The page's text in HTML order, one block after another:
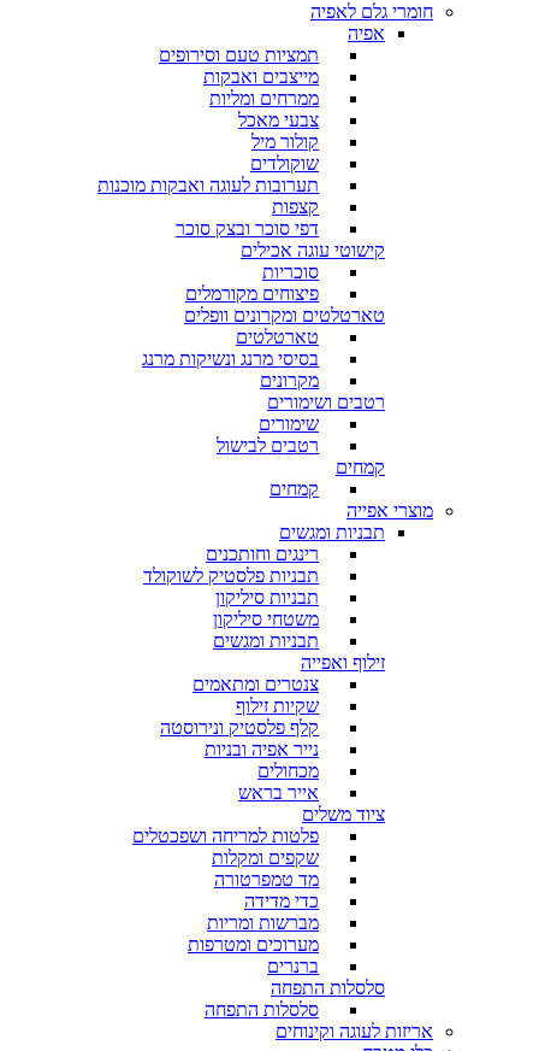
חומרי גלם לאפיה
אפיה
תמציות טעם וסירופים
מייצבים ואבקות
ממרחים ומליות
צבעי מאכל
קולור מיל
שוקולדים
תערובות לעוגה ואבקות מוכנות
קצפות
דפי סוכר ובצק סוכר
קישוטי עוגה אכילים
סוכריות
פיצוחים מקורמלים
טארטלטים ומקרונים וופלים
טארטלטים
בסיסי מרנג ונשיקות מרנג
מקרונים
רטבים ושימורים
שימורים
רטבים לבישול
קמחים
קמחים
מוצרי אפייה
תבניות ומגשים
רינגים וחותכנים
תבניות פלסטיק לשוקולד
תבניות סיליקון
משטחי סיליקון
תבניות ומגשים
זילוף ואפייה
צנטרים ומתאמים
שקיות זילוף
קלף פלסטיק ונירוסטה
נייר אפיה ובניות
מכחולים
אייר בראש
ציוד משלים
פלטות למריחה ושפכטלים
שקפים ומקלות
מד טמפרטורה
כדי מדידה
מברשות ומריות
מערוכים ומטרפות
ברנרים
סלסלות התפחה
סלסלות התפחה
אריזות לעוגה וקינוחים